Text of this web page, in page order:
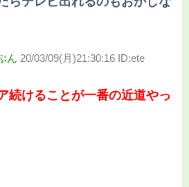
ん 20/03/09(月)21:30:16 ID:ete
続けることが一番の近道やっ